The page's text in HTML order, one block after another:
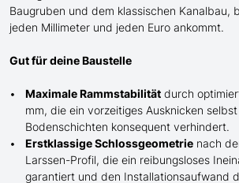
Baugruben und dem klassischen Kanalbau,
jeden Millimeter und jeden Euro ankommt.
Gut für deine Baustelle
Maximale Rammstabilität durch
mm, die ein vorzeitiges Ausknicken
Bodenschichten konsequent verhindert.
Erstklassige Schlossgeometrie nach
Larssen-Profil, die ein reibungsloses
garantiert und den Installationsaufwand